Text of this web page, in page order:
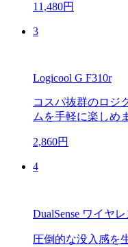
11,480円
3
Logicool G F310r
コスパ抜群のロジ
ムを手軽に楽しめ
2,860円
4
DualSense ワイヤ
圧倒的な没入感を